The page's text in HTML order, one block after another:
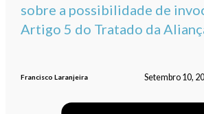
sobre a possibilidade de
Artigo 5 do Tratado da
Francisco Laranjeira Setembro 10,